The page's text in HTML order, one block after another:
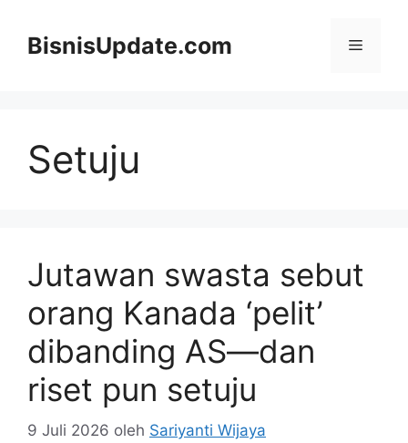
BisnisUpdate.com Menu
Setuju
Jutawan swasta sebut
orang Kanada ‘pelit’
dibanding AS—dan
riset pun setuju
9 Juli 2026 oleh Sariyanti Wijaya